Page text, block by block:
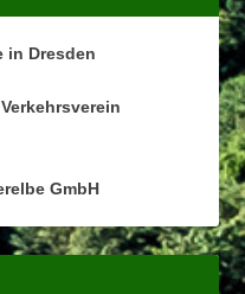
in Dresden
GmbH